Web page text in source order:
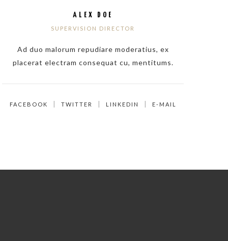
ALEX DOE
SUPERVISION DIRECTOR
Ad duo malorum repudiare moderatius, ex
placerat electram consequat cu, mentitums.
FACEBOOK TWITTER LINKEDIN E-MAIL